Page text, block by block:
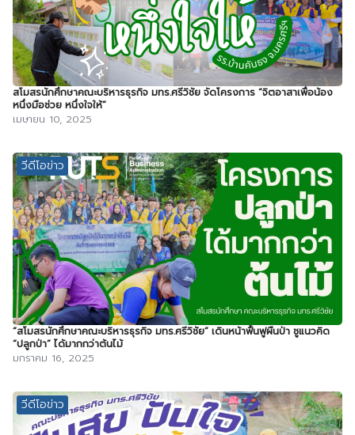
สโมสรนักศึกษาคณะบริหารธุรกิจ มทร.ศรีวิชัย จัดโครงการ “จิตอาสาเพื่อน้อง
หนึ่งมือช่วย หนึ่งใจให้”
เมษายน 10, 2025
วีดีโอข่าว
“สโมสรนักศึกษาคณะบริหารธุรกิจ มทร.ศรีวิชัย” เดินหน้าฟื้นฟูผืนป่า ชูแนวคิด
“ปลูกป่า” ได้มากกว่าต้นไม้
มกราคม 16, 2025
วีดีโอข่าว